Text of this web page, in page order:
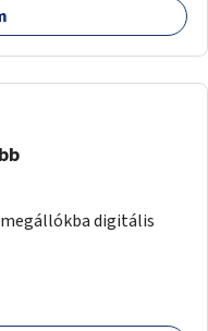
digitális